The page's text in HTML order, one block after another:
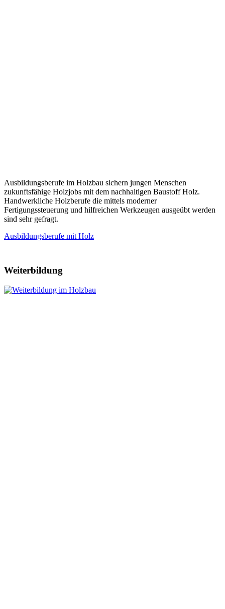
Ausbildungsberufe im Holzbau sichern jungen Menschen
zukunftsfähige Holzjobs mit dem nachhaltigen Baustoff Holz.
Handwerkliche Holzberufe die mittels moderner
Fertigungssteuerung und hilfreichen Werkzeugen ausgeübt werden
sind sehr gefragt.
Ausbildungsberufe mit Holz
Weiterbildung